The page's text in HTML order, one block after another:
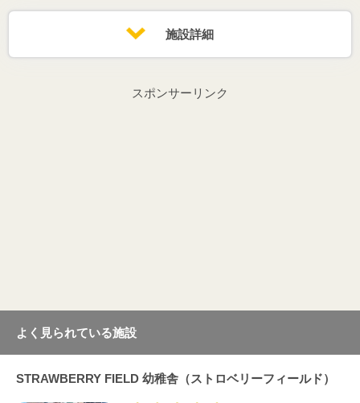
施設詳細
スポンサーリンク
よく見られている施設
STRAWBERRY FIELD 幼稚舎（ストロベリーフィールド）